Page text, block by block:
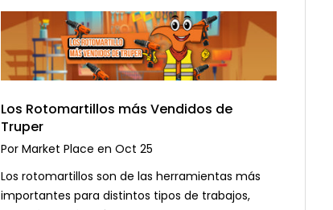
Los Rotomartillos más Vendidos de
Truper
Por Market Place en Oct 25
Los rotomartillos son de las herramientas más
importantes para distintos tipos de trabajos,